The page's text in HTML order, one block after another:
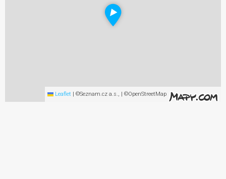
Leaflet | ©Seznam.cz a.s., | ©OpenStreetMap